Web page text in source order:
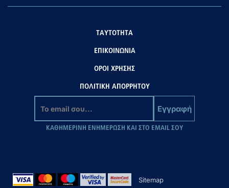
ΤΑΥΤΟΤΗΤΑ
ΕΠΙΚΟΙΝΩΝΙΑ
ΟΡΟΙ ΧΡΗΣΗΣ
ΠΟΛΙΤΙΚΗ ΑΠΟΡΡΗΤΟΥ
Εγγραφή
ΚΑΘΗΜΕΡΙΝΗ ΕΝΗΜΕΡΩΣΗ ΚΑΙ ΣΤΟ EMAIL ΣΟΥ
Sitemap